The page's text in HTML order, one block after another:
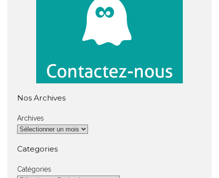
Nos Archives
Archives
Categories
Catégories